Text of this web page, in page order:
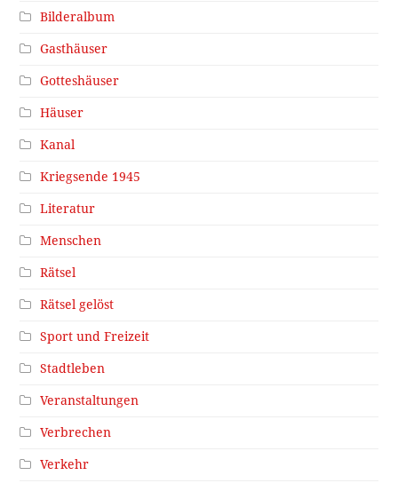
Bilderalbum
Gasthäuser
Gotteshäuser
Häuser
Kanal
Kriegsende 1945
Literatur
Menschen
Rätsel
Rätsel gelöst
Sport und Freizeit
Stadtleben
Veranstaltungen
Verbrechen
Verkehr